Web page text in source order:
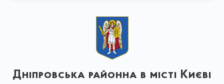
Дніпровська районна в місті Києві